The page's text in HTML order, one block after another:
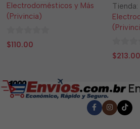
Electrodomésticos y Más
(Privincia)
0
$110.00
Tienda:
0
$213.00